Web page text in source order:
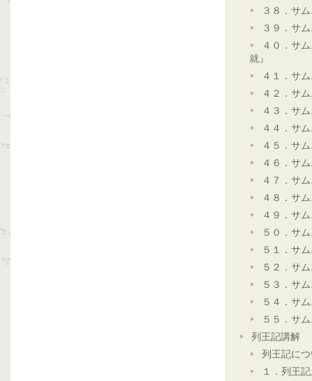
３８．サ
３９．サ
４０．サ
就』
４１．サ
４２．サ
４３．サ
４４．サ
４５．サ
４６．サ
４７．サ
４８．サ
４９．サ
５０．サ
５１．サ
５２．サ
５３．サ
５４．サ
５５．サ
列王記講解
列王記に
１．列王